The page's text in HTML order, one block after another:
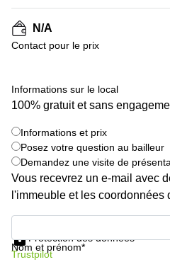
Centres
Lyon
Centre
Montpellier
N/A
Contact pour le prix
Informations sur le local
100% gratuit et sans
Informations et prix
Posez votre question au bailleur
Demandez une visite de
Vous recevrez un e-mail avec
l'immeuble et les coordonnées
Nom et prénom*
Protection des données
Trustpilot